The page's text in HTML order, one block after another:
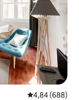
Vidutinis
4,84 (688)